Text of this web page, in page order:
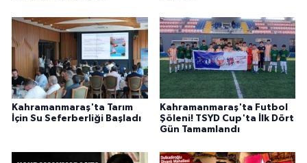
Kahramanmaraş'ta Tarım
İçin Su Seferberliği Başladı
Kahramanmaraş'ta Futbol
Şöleni! TSYD Cup'ta İlk Dört
Gün Tamamlandı